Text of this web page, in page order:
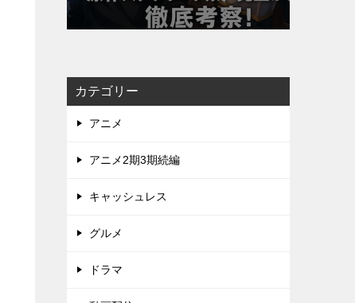
カテゴリー
アニメ
アニメ2期3期続編
キャッシュレス
グルメ
ドラマ